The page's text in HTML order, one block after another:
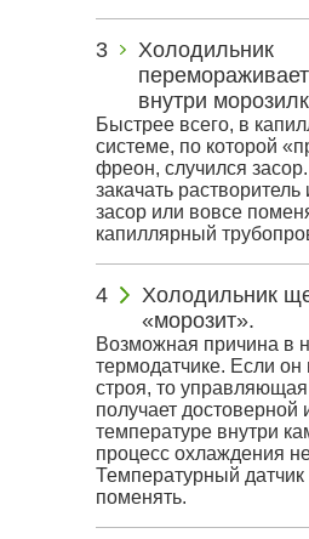
Холодильник
внутри
Быстрее всего, в
системе, по которой
фреон, случился
закачать
засор или вовсе
капиллярный
Холодильник
«морозит».
Возможная причина в
термодатчике. Если
строя, то
получает
температуре внутри
процесс охлаждения
Температурный датчик
поменять.